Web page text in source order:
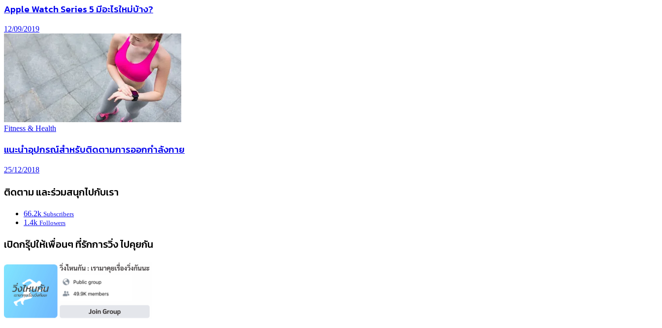
Apple Watch Series 5 มีอะไรใหม่บ้าง?
12/09/2019
Fitness & Health
แนะนำอุปกรณ์สำหรับติดตามการออกกำลังกาย
25/12/2018
ติดตาม และร่วมสนุกไปกับเรา
66.2k Subscribers
1.4k Followers
เปิดกรุ๊ปให้เพื่อนๆ ที่รักการวิ่ง ไปคุยกัน